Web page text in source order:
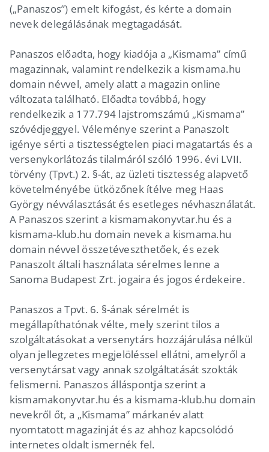
(„Panaszos”) emelt kifogást, és kérte a domain
nevek delegálásának megtagadását.
Panaszos előadta, hogy kiadója a „Kismama” című
magazinnak, valamint rendelkezik a kismama.hu
domain névvel, amely alatt a magazin online
változata található. Előadta továbbá, hogy
rendelkezik a 177.794 lajstromszámú „Kismama”
szóvédjeggyel. Véleménye szerint a Panaszolt
igénye sérti a tisztességtelen piaci magatartás és a
versenykorlátozás tilalmáról szóló 1996. évi LVII.
törvény (Tpvt.) 2. §-át, az üzleti tisztesség alapvető
követelményébe ütközőnek ítélve meg Haas
György névválasztását és esetleges névhasználatát.
A Panaszos szerint a kismamakonyvtar.hu és a
kismama-klub.hu domain nevek a kismama.hu
domain névvel összetéveszthetőek, és ezek
Panaszolt általi használata sérelmes lenne a
Sanoma Budapest Zrt. jogaira és jogos érdekeire.
Panaszos a Tpvt. 6. §-ának sérelmét is
megállapíthatónak vélte, mely szerint tilos a
szolgáltatásokat a versenytárs hozzájárulása nélkül
olyan jellegzetes megjelöléssel ellátni, amelyről a
versenytársat vagy annak szolgáltatását szokták
felismerni. Panaszos álláspontja szerint a
kismamakonyvtar.hu és a kismama-klub.hu domain
nevekről őt, a „Kismama” márkanév alatt
nyomtatott magazinját és az ahhoz kapcsolódó
internetes oldalt ismernék fel.